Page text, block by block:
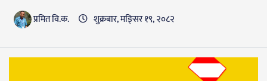
प्रमित वि.क. शुक्रबार, मङि्सर १९, २०८२